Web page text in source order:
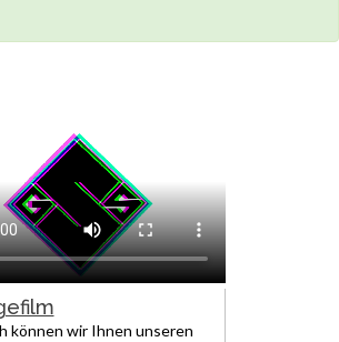
können wir Ihnen unseren